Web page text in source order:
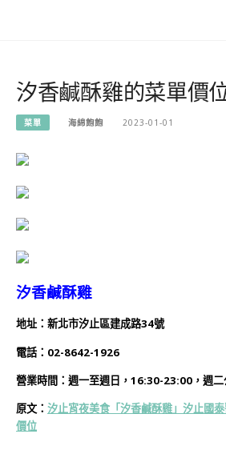
汐香鹹酥雞的菜單價
菜單 海綿飽飽 2023-01-01
汐香鹹酥雞
地址：新北市汐止區建成路34號
電話： 02-8642-1926
營業時間： 週一至週日，16:30-23:00， 週
原文： 汐止宵夜美食「汐香鹹酥雞」汐止國
價位